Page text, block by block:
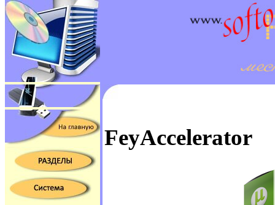
FeyAccelerator